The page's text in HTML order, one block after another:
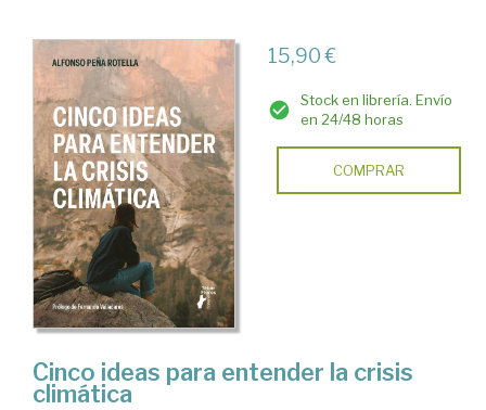
15,90 €
Stock en librería. Envío
en 24/48 horas
COMPRAR
Cinco ideas para entender la crisis
climática